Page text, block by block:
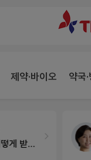
제약·바이오 약국
약국 개국 대출 어떻게 받아야할지 어렵습니다